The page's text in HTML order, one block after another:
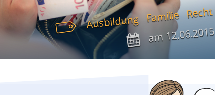
Ausbildung Familie Recht
am12.06.2015